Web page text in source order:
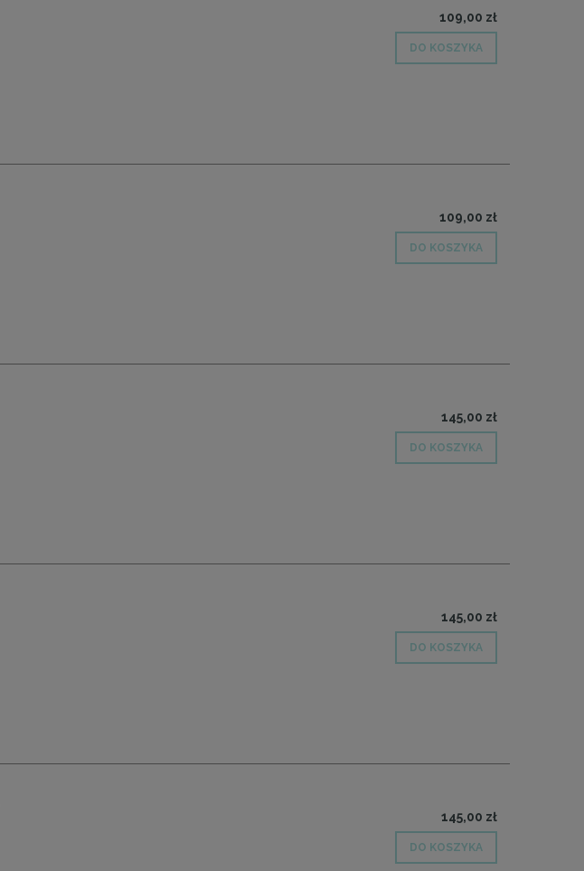
109,00 zł
DO KOSZYKA
109,00 zł
DO KOSZYKA
145,00 zł
DO KOSZYKA
145,00 zł
DO KOSZYKA
145,00 zł
DO KOSZYKA